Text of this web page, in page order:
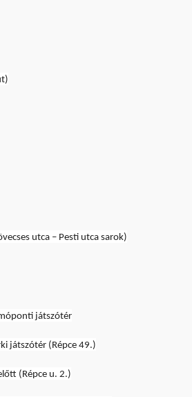
utca – Pesti utca sarok)
játszótér
játszótér (Répce 49.)
(Répce u. 2.)